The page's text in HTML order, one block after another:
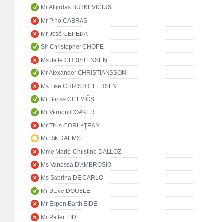
Mr Algirdas BUTKEVIČIUS
Mr Pino CABRAS
Mr José CEPEDA
Sir Christopher CHOPE
Ms Jette CHRISTENSEN
Mr Alexander CHRISTIANSSON
Ms Lise CHRISTOFFERSEN
Mr Boriss CILEVIČS
Mr Vernon COAKER
Mr Titus CORLĂŢEAN
Mr Rik DAEMS
Mme Marie-Christine DALLOZ
Ms Vanessa D'AMBROSIO
Ms Sabrina DE CARLO
Mr Steve DOUBLE
Mr Espen Barth EIDE
Mr Petter EIDE